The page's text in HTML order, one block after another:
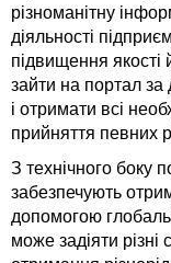
різноманітну
діяльності
підвищення
зайти на портал за
і отримати всі
прийняття певних
З технічного боку
забезпечують
допомогою
може задіяти